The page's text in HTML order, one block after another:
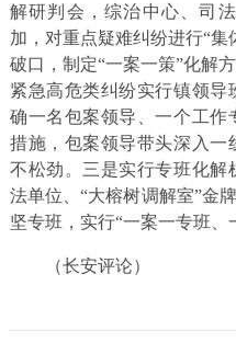
解研判会，综治中心、司
加，对重点疑难纠纷进行“
破口，制定“一案一策”化解
紧急高危类纠纷实行镇领导
确一名包案领导、一个工作
措施，包案领导带头深入一
不松劲。三是实行专班化解
法单位、“大榕树调解室”金
坚专班，实行“一案一专班、
（长安评论）